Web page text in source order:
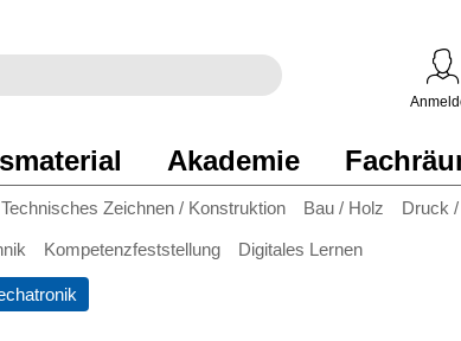
Technisches Zeichnen / Konstruktion Bau / Holz Druck
Kompetenzfeststellung Digitales Lernen
Akademie